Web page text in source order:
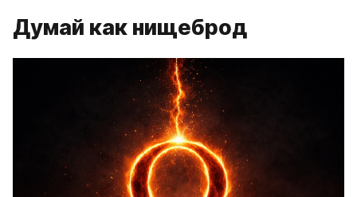
Думай как нищеброд